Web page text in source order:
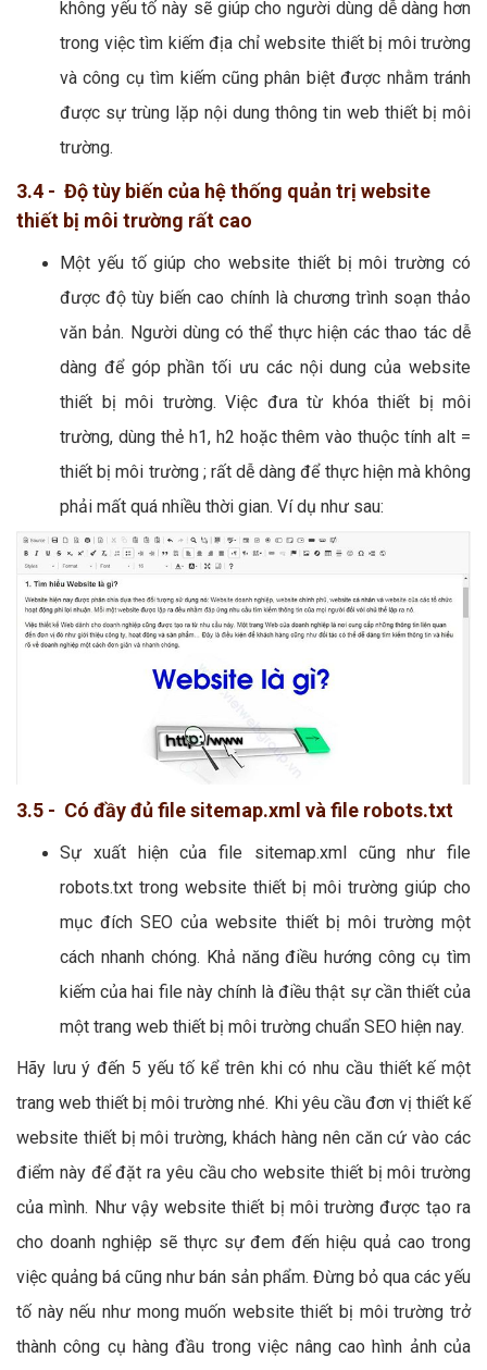
không yếu tố này sẽ giúp cho người dùng dễ dàng hơn
trong việc tìm kiếm địa chỉ website thiết bị môi trường
và công cụ tìm kiếm cũng phân biệt được nhằm tránh
được sự trùng lặp nội dung thông tin web thiết bị môi
trường.
3.4 - Độ tùy biến của hệ thống quản trị website
thiết bị môi trường rất cao
Một yếu tố giúp cho website thiết bị môi trường có
được độ tùy biến cao chính là chương trình soạn thảo
văn bản. Người dùng có thể thực hiện các thao tác dễ
dàng để góp phần tối ưu các nội dung của website
thiết bị môi trường. Việc đưa từ khóa thiết bị môi
trường, dùng thẻ h1, h2 hoặc thêm vào thuộc tính alt =
thiết bị môi trường ; rất dễ dàng để thực hiện mà không
phải mất quá nhiều thời gian. Ví dụ như sau:
3.5 - Có đầy đủ file sitemap.xml và file robots.txt
Sự xuất hiện của file sitemap.xml cũng như file
robots.txt trong website thiết bị môi trường giúp cho
mục đích SEO của website thiết bị môi trường một
cách nhanh chóng. Khả năng điều hướng công cụ tìm
kiếm của hai file này chính là điều thật sự cần thiết của
một trang web thiết bị môi trường chuẩn SEO hiện nay.
Hãy lưu ý đến 5 yếu tố kể trên khi có nhu cầu thiết kế một
trang web thiết bị môi trường nhé. Khi yêu cầu đơn vị thiết kế
website thiết bị môi trường, khách hàng nên căn cứ vào các
điểm này để đặt ra yêu cầu cho website thiết bị môi trường
của mình. Như vậy website thiết bị môi trường được tạo ra
cho doanh nghiệp sẽ thực sự đem đến hiệu quả cao trong
việc quảng bá cũng như bán sản phẩm. Đừng bỏ qua các yếu
tố này nếu như mong muốn website thiết bị môi trường trở
thành công cụ hàng đầu trong việc nâng cao hình ảnh của